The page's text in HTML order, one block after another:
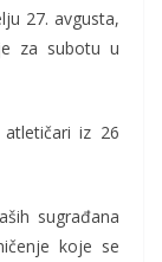
27. avgusta,
za subotu u
iz 26
sugrađana
koje se